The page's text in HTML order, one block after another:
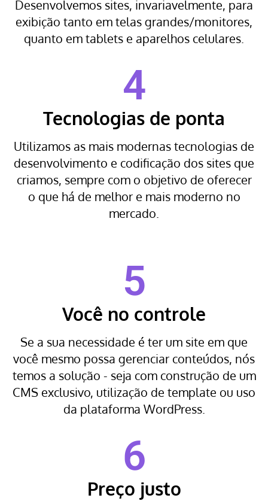
Desenvolvemos sites, invariavelmente, para
exibição tanto em telas grandes/monitores,
quanto em tablets e aparelhos celulares.
4
Tecnologias de ponta
Utilizamos as mais modernas tecnologias de
desenvolvimento e codificação dos sites que
criamos, sempre com o objetivo de oferecer
o que há de melhor e mais moderno no
mercado.
5
Você no controle
Se a sua necessidade é ter um site em que
você mesmo possa gerenciar conteúdos, nós
temos a solução - seja com construção de um
CMS exclusivo, utilização de template ou uso
da plataforma WordPress.
6
Preço justo